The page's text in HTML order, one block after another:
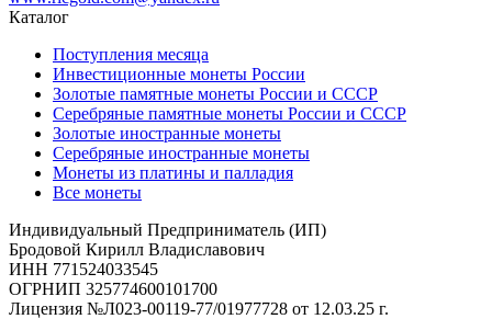
Каталог
Поступления месяца
Инвестиционные монеты России
Золотые памятные монеты России и СССР
Серебряные памятные монеты России и СССР
Золотые иностранные монеты
Серебряные иностранные монеты
Монеты из платины и палладия
Все монеты
Индивидуальный Предприниматель (ИП)
Бродовой Кирилл Владиславович
ИНН 771524033545
ОГРНИП 325774600101700
Лицензия №Л023-00119-77/01977728 от 12.03.25 г.